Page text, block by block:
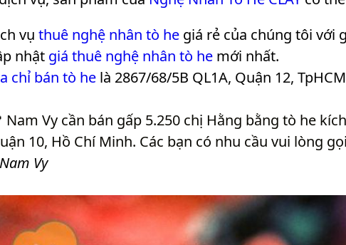
vụ thuê nghệ nhân tò he giá rẻ của chúng tôi với
nhật giá thuê nghệ nhân tò he mới nhất.
chỉ bán tò he là 2867/68/5B QL1A, Quận 12,
Nam Vy cần bán gấp 5.250 chị Hằng bằng tò he
10, Hồ Chí Minh. Các bạn có nhu cầu vui lòng
Vy